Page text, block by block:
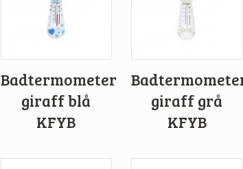
Badtermometer
giraff blå
KFYB
giraff grå
KFYB